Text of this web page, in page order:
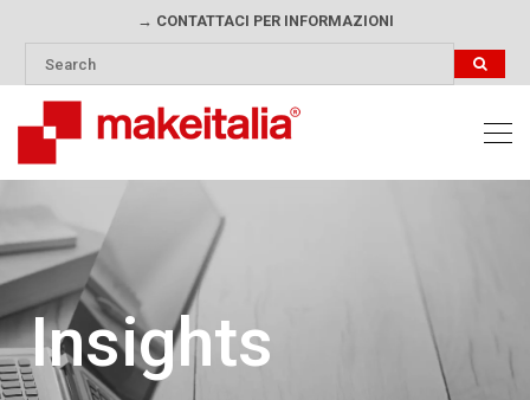
→ CONTATTACI PER INFORMAZIONI
Insights